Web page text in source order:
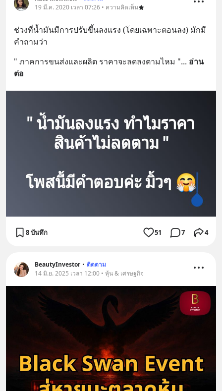
19 มี.ค. 2020 เวลา 07:26 • ความคิดเห็น
ช่วงที่น้ำมันมีการปรับขึ้นลงแรง (โดยเฉพาะตอนลง) มักมี
คำถามว่า
" ภาคการขนส่งและผลิต ราคาจะลดลงตามไหม "... อ่าน
ต่อ
8 บันทึก 51 7 4
BeautyInvestor • ติดตาม
14 มิ.ย. 2025 เวลา 12:00 • หุ้น & เศรษฐกิจ